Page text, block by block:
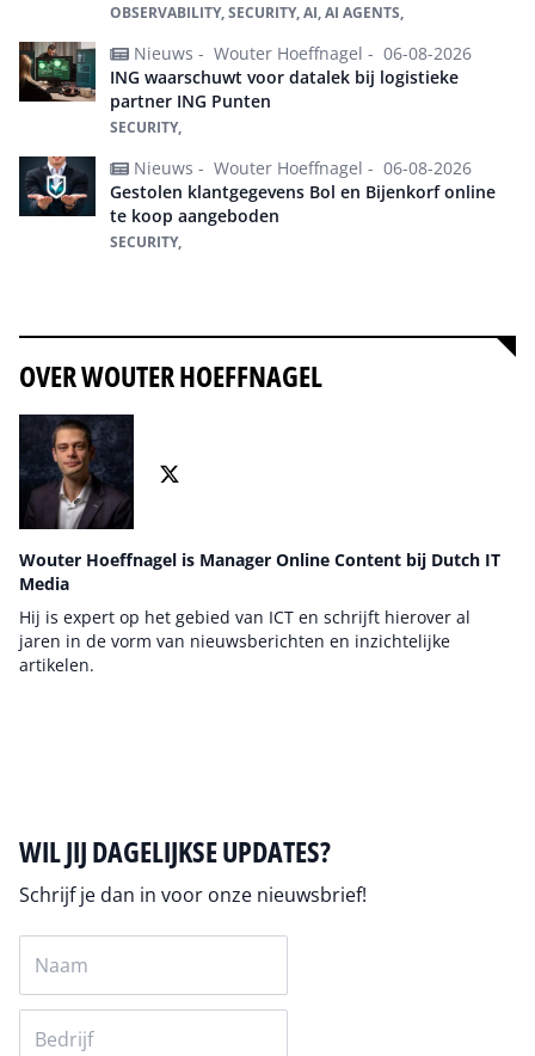
OBSERVABILITY, SECURITY, AI, AI AGENTS,
Nieuws - Wouter Hoeffnagel - 06-08-2026
ING waarschuwt voor datalek bij logistieke
partner ING Punten
SECURITY,
Nieuws - Wouter Hoeffnagel - 06-08-2026
Gestolen klantgegevens Bol en Bijenkorf online
te koop aangeboden
SECURITY,
OVER WOUTER HOEFFNAGEL
Wouter Hoeffnagel is Manager Online Content bij Dutch IT
Media
Hij is expert op het gebied van ICT en schrijft hierover al
jaren in de vorm van nieuwsberichten en inzichtelijke
artikelen.
WIL JIJ DAGELIJKSE UPDATES?
Schrijf je dan in voor onze nieuwsbrief!